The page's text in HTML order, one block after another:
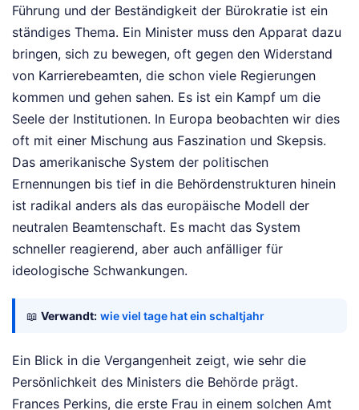
Führung und der Beständigkeit der Bürokratie ist ein
ständiges Thema. Ein Minister muss den Apparat dazu
bringen, sich zu bewegen, oft gegen den Widerstand
von Karrierebeamten, die schon viele Regierungen
kommen und gehen sahen. Es ist ein Kampf um die
Seele der Institutionen. In Europa beobachten wir dies
oft mit einer Mischung aus Faszination und Skepsis.
Das amerikanische System der politischen
Ernennungen bis tief in die Behördenstrukturen hinein
ist radikal anders als das europäische Modell der
neutralen Beamtenschaft. Es macht das System
schneller reagierend, aber auch anfälliger für
ideologische Schwankungen.
📖 Verwandt: wie viel tage hat ein schaltjahr
Ein Blick in die Vergangenheit zeigt, wie sehr die
Persönlichkeit des Ministers die Behörde prägt.
Frances Perkins, die erste Frau in einem solchen Amt